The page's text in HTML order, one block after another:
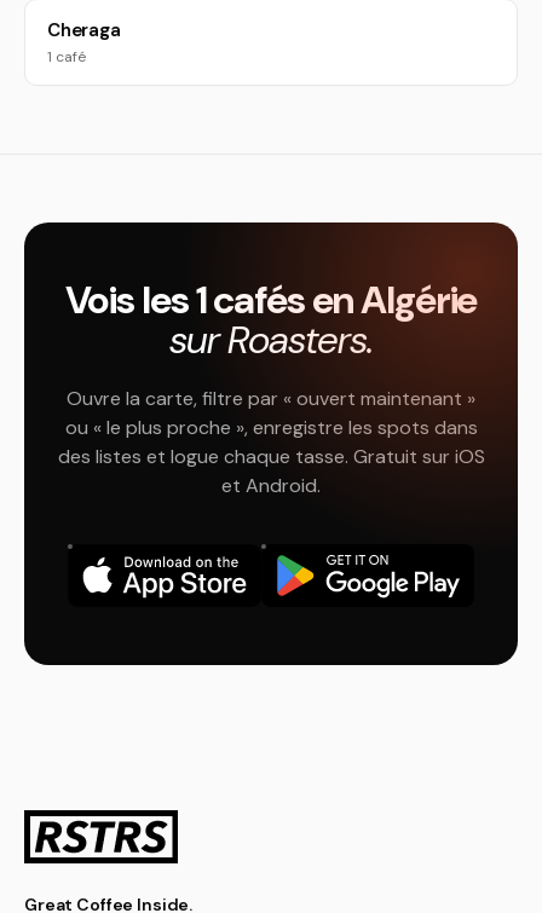
Cheraga
1 café
Vois les 1 cafés en Algérie
sur Roasters.
Ouvre la carte, filtre par « ouvert maintenant »
ou « le plus proche », enregistre les spots dans
des listes et logue chaque tasse. Gratuit sur iOS
et Android.
Great Coffee Inside.